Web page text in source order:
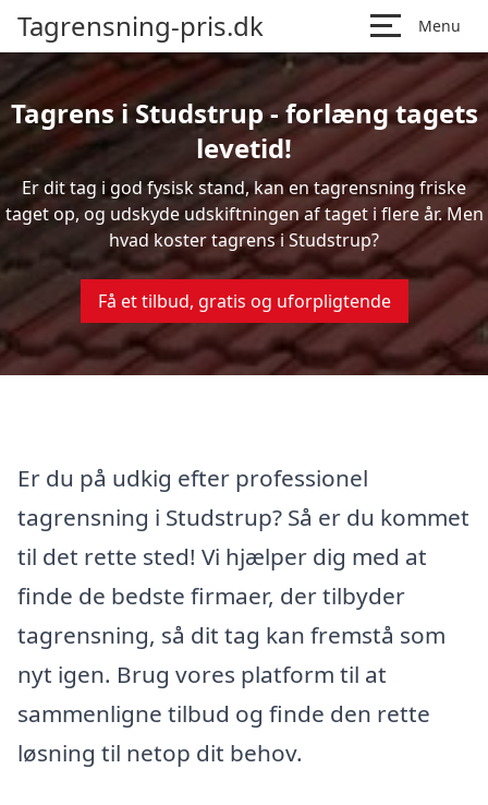
Tagrensning-pris.dk Menu
Tagrens i Studstrup - forlæng tagets
levetid!
Er dit tag i god fysisk stand, kan en tagrensning friske
taget op, og udskyde udskiftningen af taget i flere år. Men
hvad koster tagrens i Studstrup?
Få et tilbud, gratis og uforpligtende
Er du på udkig efter professionel
tagrensning i Studstrup? Så er du kommet
til det rette sted! Vi hjælper dig med at
finde de bedste firmaer, der tilbyder
tagrensning, så dit tag kan fremstå som
nyt igen. Brug vores platform til at
sammenligne tilbud og finde den rette
løsning til netop dit behov.